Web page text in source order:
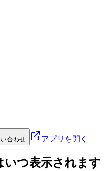
合わせ アプリを開く
いつ表示されます